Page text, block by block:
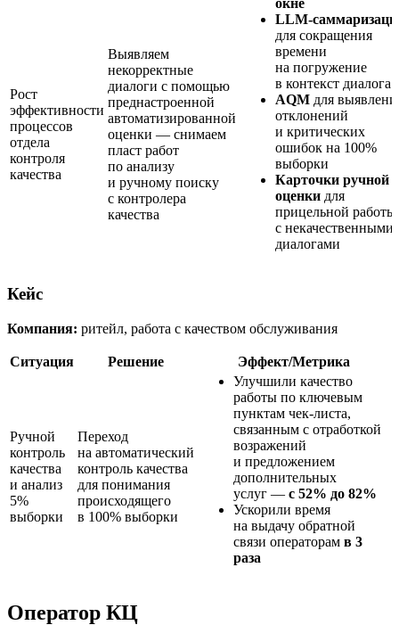
LLM-
для сокращения
времени
на погружение
в контекст диалога
AQM для
отклонений
и критических
ошибок на 100%
выборки
Карточки ручной
оценки для
прицельной работы
с некачественными
диалогами
Рост
эффективности
процессов
отдела
контроля
качества
Выявляем
некорректные
диалоги с помощью
преднастроенной
автоматизированной
оценки — снимаем
пласт работ
по анализу
и ручному поиску
с контролера
качества
Кейс
Компания: ритейл, работа с качеством обслуживания
Ситуация Решение Эффект/Метрика
Ручной
контроль
качества
и анализ
5%
выборки
Переход
на автоматический
контроль качества
для понимания
происходящего
в 100% выборки
Улучшили качество
работы по ключевым
пунктам чек-листа,
связанным с отработкой
возражений
и предложением
дополнительных
услуг — с 52% до 82%
Ускорили время
на выдачу обратной
связи операторам в 3
раза
Оператор КЦ